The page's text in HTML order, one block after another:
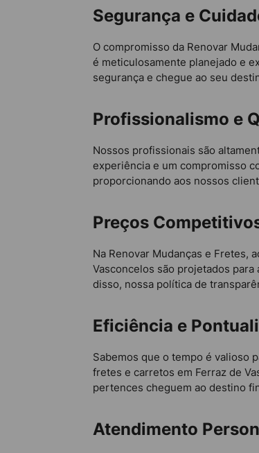
Segurança e
O compromisso da Renovar
é meticulosamente planejado e
segurança e chegue ao seu
Profissionalismo e
Nossos profissionais são
experiência e um compromisso
proporcionando aos nossos
Preços
Na Renovar Mudanças e Fretes,
Vasconcelos são projetados
disso, nossa política de
Eficiência e
Sabemos que o tempo é valioso
fretes e carretos em Ferraz de
pertences cheguem ao destino
Atendimento